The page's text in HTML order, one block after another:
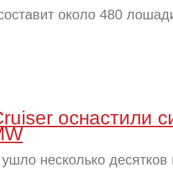
около 480
оснастили
несколько